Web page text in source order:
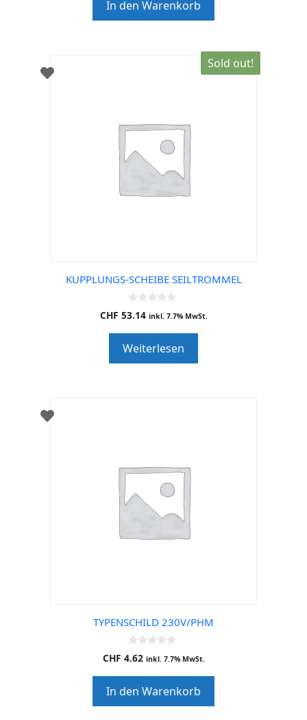
o
f
5
In den Warenkorb
Sold out!
KUPPLUNGS-SCHEIBE SEILTROMMEL
0
o
o
f
5
CHF 53.14 inkl. 7.7% MwSt.
Weiterlesen
TYPENSCHILD 230V/PHM
0
o
o
f
5
CHF 4.62 inkl. 7.7% MwSt.
In den Warenkorb